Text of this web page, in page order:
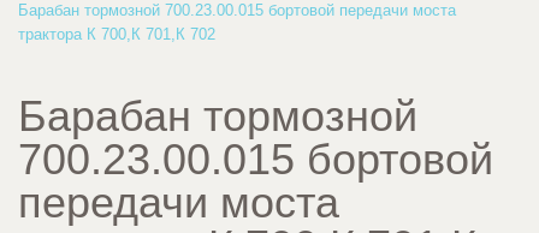
Барабан тормозной 700.23.00.015 бортовой передачи моста
трактора К 700,К 701,К 702
Барабан тормозной
700.23.00.015 бортовой
передачи моста